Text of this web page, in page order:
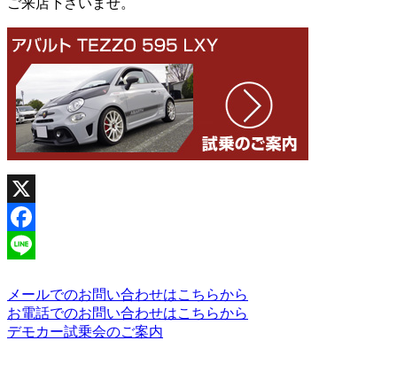
ご来店下さいませ。
X
Facebook
メールでのお問い合わせはこちらから
お電話でのお問い合わせはこちらから
デモカー試乗会のご案内